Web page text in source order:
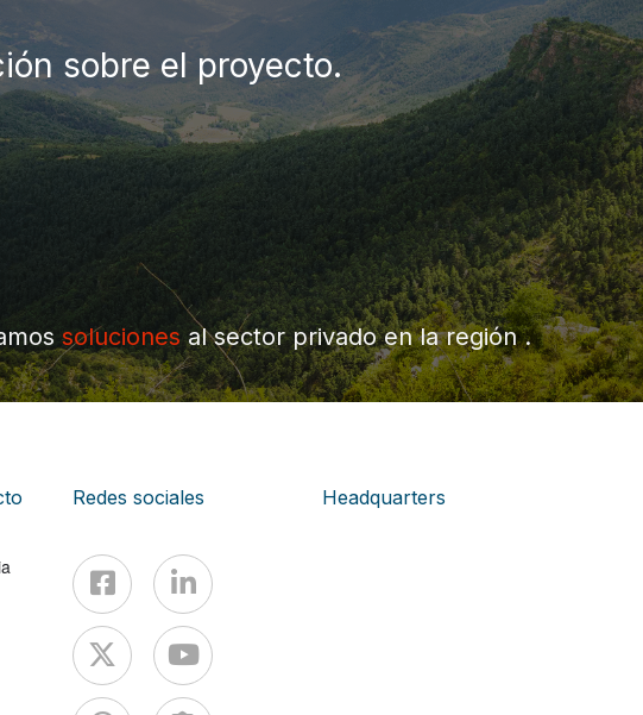
sobre el proyecto.
solucionesal sector privado en la región .
Redes sociales Headquarters